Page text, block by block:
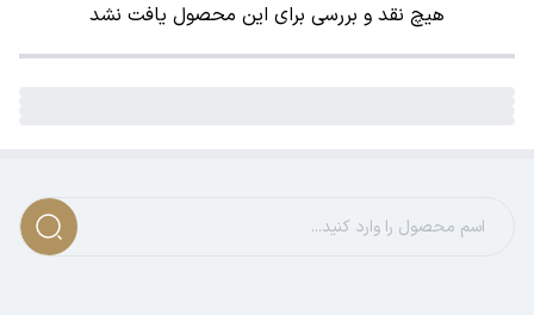
هیچ نقد و بررسی برای این محصول یافت نشد